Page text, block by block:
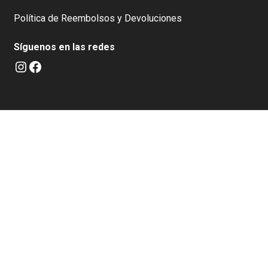
Política de Reembolsos y Devoluciones
Síguenos en las redes
Instagram
Facebook